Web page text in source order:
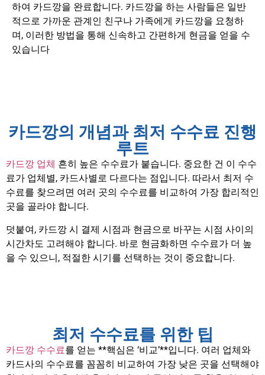
하여 카드깡을 완료합니다. 카드깡을 하는 사람들은 일반
적으로 가까운 관계인 친구나 가족에게 카드깡을 요청하
며, 이러한 방법을 통해 신속하고 간편하게 현금을 얻을 수
있습니다
카드깡의 개념과 최저 수수료 진행
루트
카드깡 업체 흔히 높은 수수료가 붙습니다. 중요한 건 이 수수
료가 업체별, 카드사별로 다르다는 점입니다. 따라서 최저 수
수료를 찾으려면 여러 곳의 수수료를 비교하여 가장 합리적인
곳을 골라야 합니다.
덧붙여, 카드깡 시 결제 시점과 현금으로 바꾸는 시점 사이의
시간차도 고려해야 합니다. 바로 현금화하면 수수료가 더 높
을 수 있으니, 적절한 시기를 선택하는 것이 중요합니다.
최저 수수료를 위한 팁
카드깡 수수료를 얻는 **핵심은 ‘비교’**입니다. 여러 업체와
카드사의 수수료를 꼼꼼히 비교하여 가장 낮은 곳을 선택해야